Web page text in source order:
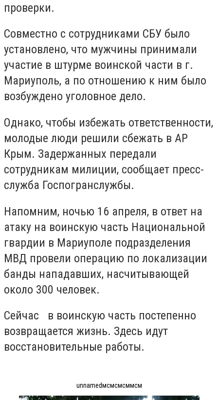
проверки.
Совместно с сотрудниками СБУ было
установлено, что мужчины принимали
участие в штурме воинской части в г.
Мариуполь, а по отношению к ним было
возбуждено уголовное дело.
Однако, чтобы избежать ответственности,
молодые люди решили сбежать в АР
Крым. Задержанных передали
сотрудникам милиции, сообщает пресс-
служба Госпогранслужбы.
Напомним, ночью 16 апреля, в ответ на
атаку на воинскую часть Национальной
гвардии в Мариуполе подразделения
МВД провели операцию по локализации
банды нападавших, насчитывающей
около 300 человек.
Сейчас в воинскую часть постепенно
возвращается жизнь. Здесь идут
восстановительные работы.
unnamedмсмсмсммсм